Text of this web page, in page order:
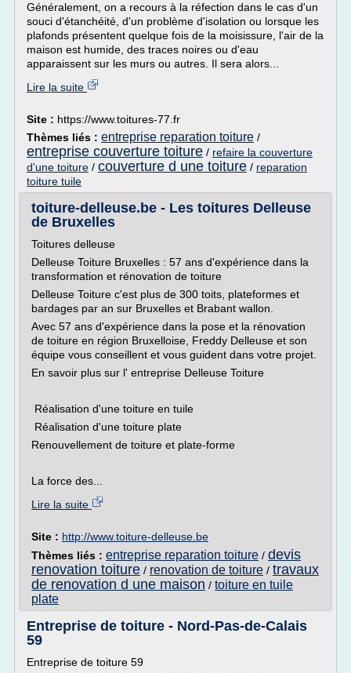
Généralement, on a recours à la réfection dans le cas d'un
souci d'étanchéité, d'un problème d'isolation ou lorsque les
plafonds présentent quelque fois de la moisissure, l'air de la
maison est humide, des traces noires ou d'eau
apparaissent sur les murs ou autres. Il sera alors...
Lire la suite
Site : https://www.toitures-77.fr
Thèmes liés : entreprise reparation toiture /
entreprise couverture toiture / refaire la couverture
d'une toiture / couverture d une toiture / reparation
toiture tuile
toiture-delleuse.be - Les toitures Delleuse
de Bruxelles
Toitures delleuse
Delleuse Toiture Bruxelles : 57 ans d'expérience dans la
transformation et rénovation de toiture
Delleuse Toiture c'est plus de 300 toits, plateformes et
bardages par an sur Bruxelles et Brabant wallon.
Avec 57 ans d'expérience dans la pose et la rénovation
de toiture en région Bruxelloise, Freddy Delleuse et son
équipe vous conseillent et vous guident dans votre projet.
En savoir plus sur l' entreprise Delleuse Toiture
Réalisation d'une toiture en tuile
Réalisation d'une toiture plate
Renouvellement de toiture et plate-forme
La force des...
Lire la suite
Site : http://www.toiture-delleuse.be
Thèmes liés : entreprise reparation toiture / devis
renovation toiture / renovation de toiture / travaux
de renovation d une maison / toiture en tuile
plate
Entreprise de toiture - Nord-Pas-de-Calais
59
Entreprise de toiture 59